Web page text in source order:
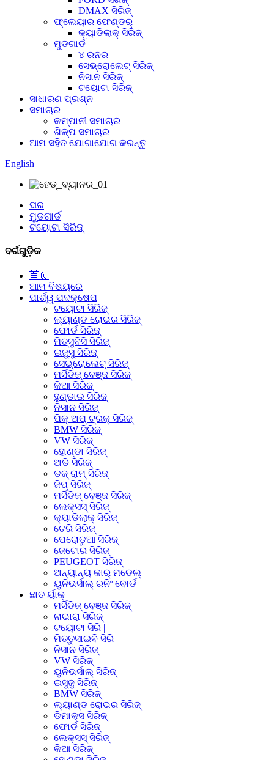
DMAX ସିରିଜ୍
ଫ୍ଲେୟାର ଫେଣ୍ଡର୍
କ୍ୟାଡିଲାକ୍ ସିରିଜ୍
ମୁଡଗାର୍ଡ
୪ ରନର
ସେଭ୍ରୋଲେଟ୍ ସିରିଜ୍
ନିସାନ ସିରିଜ୍
ଟୟୋଟା ସିରିଜ୍
ସାଧାରଣ ପ୍ରଶ୍ନ
ସମାଚାର
କମ୍ପାନୀ ସମାଚାର
ଶିଳ୍ପ ସମାଚାର
ଆମ ସହିତ ଯୋଗାଯୋଗ କରନ୍ତୁ
English
ଘର
ମୁଡଗାର୍ଡ
ଟୟୋଟା ସିରିଜ୍
ବର୍ଗଗୁଡ଼ିକ
首页
ଆମ ବିଷୟରେ
ପାର୍ଶ୍ୱ ପଦକ୍ଷେପ
ଟୟୋଟା ସିରିଜ୍
ଲ୍ୟାଣ୍ଡ ରୋଭର ସିରିଜ୍
ଫୋର୍ଡ ସିରିଜ୍
ମିତ୍ସୁବିସି ସିରିଜ୍
ଇଜୁସୁ ସିରିଜ୍
ସେଭ୍ରୋଲେଟ୍ ସିରିଜ୍
ମର୍ସିଡିଜ୍ ବେଞ୍ଜ ସିରିଜ୍
କିଆ ସିରିଜ୍
ହୁଣ୍ଡାଇ ସିରିଜ୍
ନିସାନ ସିରିଜ୍
ପିକ୍ ଅପ୍ ଟ୍ରକ୍ ସିରିଜ୍
BMW ସିରିଜ୍
VW ସିରିଜ୍
ହୋଣ୍ଡା ସିରିଜ୍
ଅଡି ସିରିଜ୍
ଡଜ୍ ରାମ୍ ସିରିଜ୍
ଜିପ୍ ସିରିଜ୍
ମର୍ସିଡିଜ୍ ବେଞ୍ଜ ସିରିଜ୍
ଲେକ୍ସସ୍ ସିରିଜ୍
କ୍ୟାଡିଲାକ୍ ସିରିଜ୍
ଚେରି ସିରିଜ୍
ପେରୋଡୁଆ ସିରିଜ୍
ଜେଟୋର ସିରିଜ୍
PEUGEOT ସିରିଜ୍
ଅନ୍ୟାନ୍ୟ କାର୍ ମଡେଲ୍
ୟୁନିଭର୍ସାଲ୍ ରନିଂ ବୋର୍ଡ
ଛାତ ର୍ୟାକ୍
ମର୍ସିଡିଜ୍ ବେଞ୍ଜ ସିରିଜ୍
ନାଭାରା ସିରିଜ୍
ଟୟୋଟା ସିରି |
ମିତ୍ତୁସାଇବି ସିରି |
ନିସାନ ସିରିଜ୍
VW ସିରିଜ୍
ୟୁନିଭର୍ସାଲ୍ ସିରିଜ୍
ଇସୁଜୁ ସିରିଜ୍
BMW ସିରିଜ୍
ଲ୍ୟାଣ୍ଡ ରୋଭର ସିରିଜ୍
ଡିମାକ୍ସ ସିରିଜ୍
ଫୋର୍ଡ ସିରିଜ୍
ଲେକ୍ସସ୍ ସିରିଜ୍
କିଆ ସିରିଜ୍